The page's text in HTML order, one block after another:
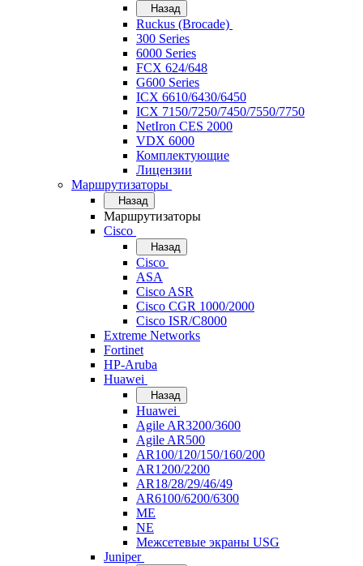
Назад
Ruckus (Brocade)
300 Series
6000 Series
FCX 624/648
G600 Series
ICX 6610/6430/6450
ICX 7150/7250/7450/7550/7750
NetIron CES 2000
VDX 6000
Комплектующие
Лицензии
Маршрутизаторы
Назад
Маршрутизаторы
Cisco
Назад
Cisco
ASA
Cisco ASR
Cisco CGR 1000/2000
Cisco ISR/С8000
Extreme Networks
Fortinet
HP-Aruba
Huawei
Назад
Huawei
Agile AR3200/3600
Agile AR500
AR100/120/150/160/200
AR1200/2200
AR18/28/29/46/49
AR6100/6200/6300
ME
NE
Межсетевые экраны USG
Juniper